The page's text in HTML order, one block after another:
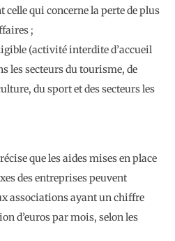
qui concerne la perte de plus
;
(activité interdite d’accueil
les secteurs du tourisme, de
du sport et des secteurs les
que les aides mises en place
des entreprises peuvent
associations ayant un chiffre
d’euros par mois, selon les